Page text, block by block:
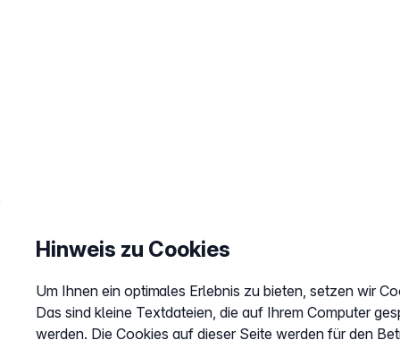
Hinweis zu Cookies
Um Ihnen ein optimales Erlebnis zu bieten, setzen wir
Das sind kleine Textdateien, die auf Ihrem Computer
werden. Die Cookies auf dieser Seite werden für den